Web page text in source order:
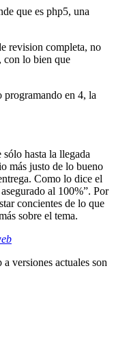
que es php5, una
revision completa, no
con lo bien que
programando en 4, la
hasta la llegada
más justo de lo bueno
Como lo dice el
al 100%”. Por
concientes de lo que
sobre el tema.
versiones actuales son